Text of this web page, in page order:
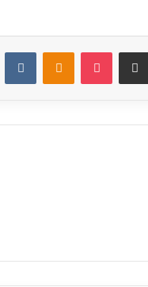
VKontakteOdnoklassniki
Pocket